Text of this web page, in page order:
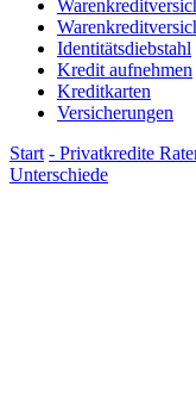
Identitätsdiebstahl
Kredit aufnehmen
Kreditkarten
Versicherungen
Start - Privatkredite
Unterschiede